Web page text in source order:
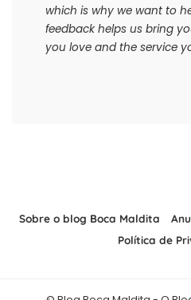
which is why we want to
feedback helps us bring
you love and the service
Sobre o blog Boca Maldita
Política de